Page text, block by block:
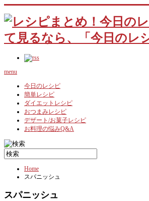
menu
今日のレシピ
簡単レシピ
ダイエットレシピ
おつまみレシピ
デザート/お菓子レシピ
お料理の悩みQ&A
Home
スパニッシュ
スパニッシュ